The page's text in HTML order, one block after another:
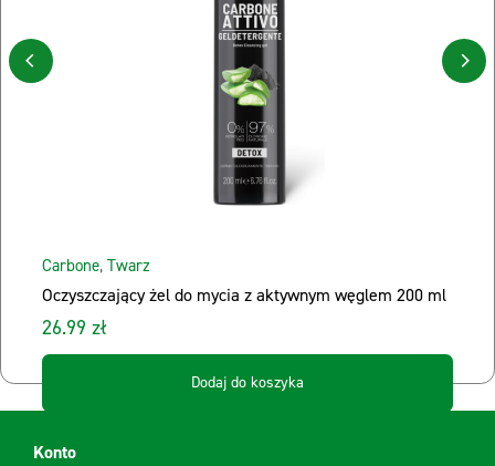
Carbone,Twarz
Oczyszczający żel do mycia z aktywnym węglem 200 ml
26.99 zł
Dodaj do koszyka
Konto